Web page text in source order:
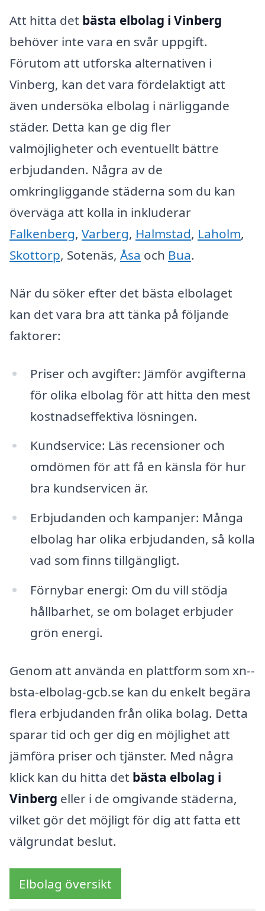
Att hitta det bästa elbolag i Vinberg
behöver inte vara en svår uppgift.
Förutom att utforska alternativen i
Vinberg, kan det vara fördelaktigt att
även undersöka elbolag i närliggande
städer. Detta kan ge dig fler
valmöjligheter och eventuellt bättre
erbjudanden. Några av de
omkringliggande städerna som du kan
överväga att kolla in inkluderar
Falkenberg, Varberg, Halmstad, Laholm,
Skottorp, Sotenäs, Åsa och Bua.
När du söker efter det bästa elbolaget
kan det vara bra att tänka på följande
faktorer:
Priser och avgifter: Jämför avgifterna
för olika elbolag för att hitta den mest
kostnadseffektiva lösningen.
Kundservice: Läs recensioner och
omdömen för att få en känsla för hur
bra kundservicen är.
Erbjudanden och kampanjer: Många
elbolag har olika erbjudanden, så kolla
vad som finns tillgängligt.
Förnybar energi: Om du vill stödja
hållbarhet, se om bolaget erbjuder
grön energi.
Genom att använda en plattform som xn--
bsta-elbolag-gcb.se kan du enkelt begära
flera erbjudanden från olika bolag. Detta
sparar tid och ger dig en möjlighet att
jämföra priser och tjänster. Med några
klick kan du hitta det bästa elbolag i
Vinberg eller i de omgivande städerna,
vilket gör det möjligt för dig att fatta ett
välgrundat beslut.
Elbolag översikt